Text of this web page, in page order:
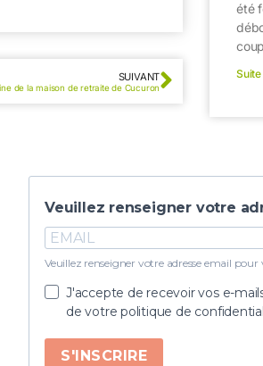
SUIVANT
de la maison de retraite de Cucuron
été
Suite
Veuillez renseigner votre
Veuillez renseigner votre adresse email pour
J'accepte de recevoir vos e-
de votre politique de
S'INSCRIRE